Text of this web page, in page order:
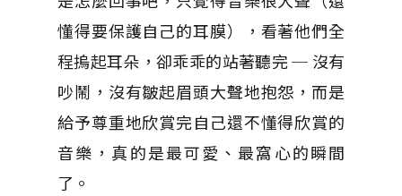
懂得要保護自己的耳膜），看著他們全
程摀起耳朵，卻乖乖的站著聽完 ─ 沒有
吵鬧，沒有皺起眉頭大聲地抱怨，而是
給予尊重地欣賞完自己還不懂得欣賞的
音樂，真的是最可愛、最窩心的瞬間
了。